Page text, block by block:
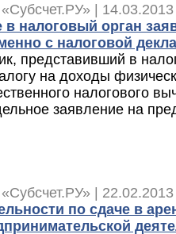
|
в налоговый орган
с налоговой
представивший в
на доходы
налогового
заявление на
|
по сдаче в